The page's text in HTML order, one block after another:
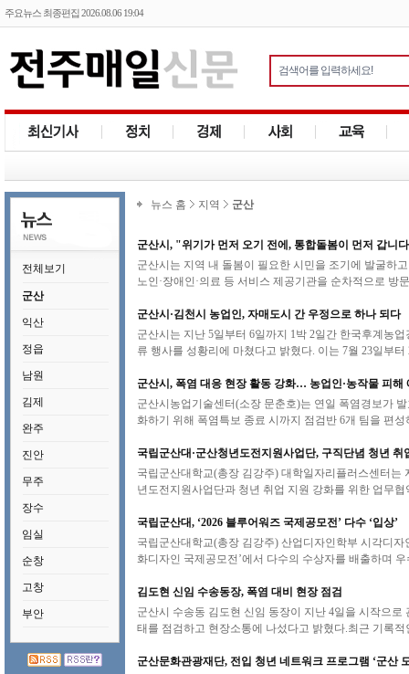
주요뉴스 최종편집 2026.08.06 19:04
전체보기
군산
익산
정읍
남원
김제
완주
진안
무주
장수
임실
순창
고창
부안
뉴스 홈 지역 군산
군산시, "위기가 먼저 오기 전에, 통합돌봄이 먼저 갑니
군산시는 지역 내 돌봄이 필요한 시민을 조기에 발굴하
노인·장애인·의료 등 서비스 제공기관을 순차적으로 방
군산시·김천시 농업인, 자매도시 간 우정으로 하나 되다
군산시는 지난 5일부터 6일까지 1박 2일간 한국후계농
류 행사를 성황리에 마쳤다고 밝혔다. 이는 7월 23일부터
군산시, 폭염 대응 현장 활동 강화… 농업인·농작물 피해
군산시농업기술센터(소장 문춘호)는 연일 폭염경보가
화하기 위해 폭염특보 종료 시까지 점검반 6개 팀을 편
국립군산대·군산청년도전지원사업단, 구직단념 청년 취
국립군산대학교(총장 김강주) 대학일자리플러스센터
년도전지원사업단과 청년 취업 지원 강화를 위한 업무
국립군산대, ‘2026 블루어워즈 국제공모전’ 다수 ‘입상’
국립군산대학교(총장 김강주) 산업디자인학부 시각디자
화디자인 국제공모전’에서 다수의 수상자를 배출하며
김도현 신임 수송동장, 폭염 대비 현장 점검
군산시 수송동 김도현 신임 동장이 지난 4일을 시작으
태를 점검하고 현장소통에 나섰다고 밝혔다.최근 기록
군산문화관광재단, 전입 청년 네트워크 프로그램 ‘군산